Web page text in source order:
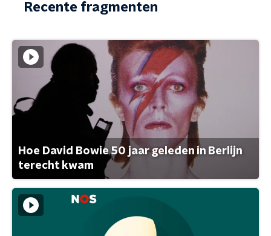
Recente fragmenten
Hoe David Bowie 50 jaar geleden in Berlijn
terecht kwam